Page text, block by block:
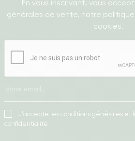
En vous inscrivant, vous
générales de vente, notre
cookies.
J'accepte les conditions générales et
confidentialité